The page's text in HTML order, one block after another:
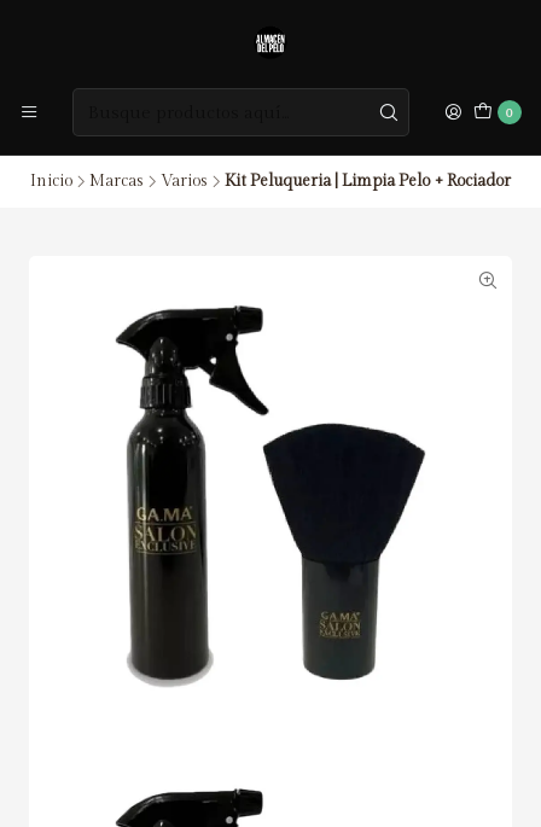
0
Inicio Marcas Varios Kit Peluqueria | Limpia Pelo + Rociador